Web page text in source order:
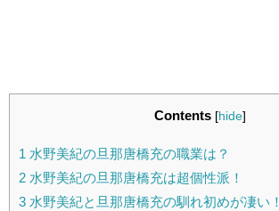
Contents [hide]
1 水野美紀の旦那唐橋充の職業は？
2 水野美紀の旦那唐橋充は超個性派！
3 水野美紀と旦那唐橋充の馴れ初めが凄い！